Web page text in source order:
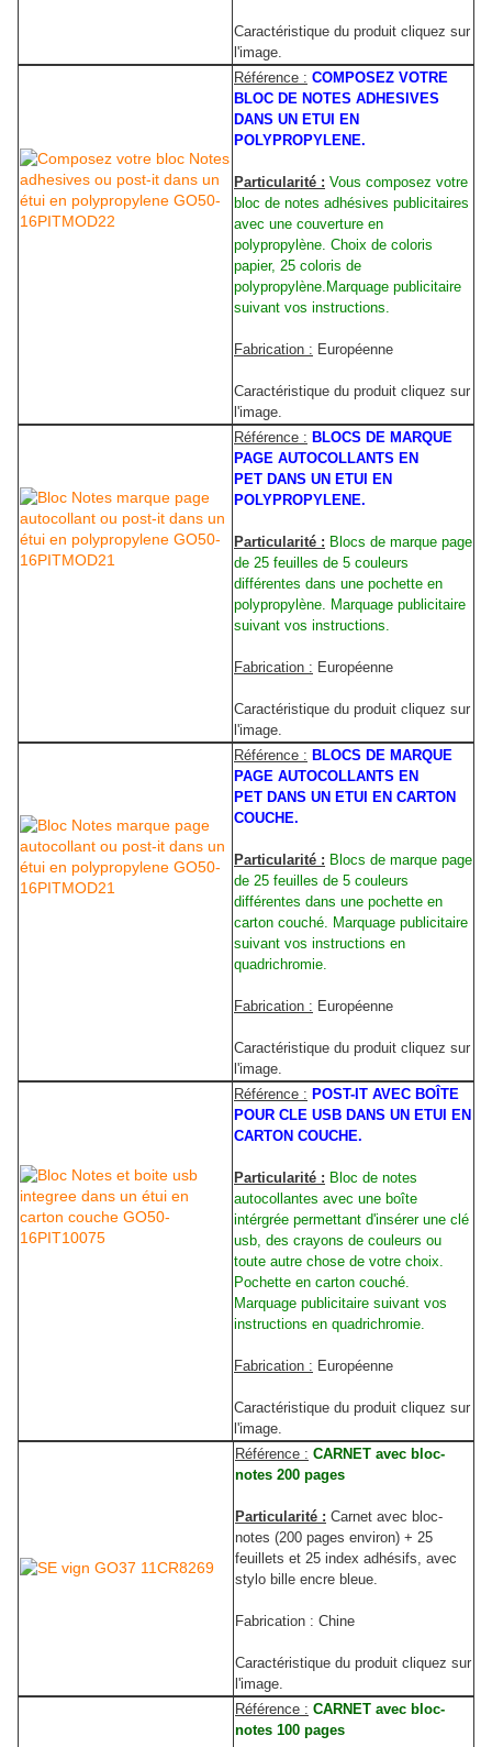
Caractéristique du produit cliquez sur
l'image.
Référence : COMPOSEZ VOTRE
BLOC DE NOTES ADHESIVES
DANS UN ETUI EN
POLYPROPYLENE.
Particularité : Vous composez votre
bloc de notes adhésives publicitaires
avec une couverture en
polypropylène. Choix de coloris
papier, 25 coloris de
polypropylène.Marquage publicitaire
suivant vos instructions.
Fabrication : Européenne
Caractéristique du produit cliquez sur
l'image.
Référence : BLOCS DE MARQUE
PAGE AUTOCOLLANTS EN
PET DANS UN ETUI EN
POLYPROPYLENE.
Particularité : Blocs de marque page
de 25 feuilles de 5 couleurs
différentes dans une pochette en
polypropylène. Marquage publicitaire
suivant vos instructions.
Fabrication : Européenne
Caractéristique du produit cliquez sur
l'image.
Référence : BLOCS DE MARQUE
PAGE AUTOCOLLANTS EN
PET DANS UN ETUI EN CARTON
COUCHE.
Particularité : Blocs de marque page
de 25 feuilles de 5 couleurs
différentes dans une pochette en
carton couché. Marquage publicitaire
suivant vos instructions en
quadrichromie.
Fabrication : Européenne
Caractéristique du produit cliquez sur
l'image.
Référence : POST-IT AVEC BOÎTE
POUR CLE USB DANS UN ETUI EN
CARTON COUCHE.
Particularité : Bloc de notes
autocollantes avec une boîte
intérgrée permettant d'insérer une clé
usb, des crayons de couleurs ou
toute autre chose de votre choix.
Pochette en carton couché.
Marquage publicitaire suivant vos
instructions en quadrichromie.
Fabrication : Européenne
Caractéristique du produit cliquez sur
l'image.
Référence : CARNET avec bloc-
notes 200 pages
Particularité : Carnet avec bloc-
notes (200 pages environ) + 25
feuillets et 25 index adhésifs, avec
stylo bille encre bleue.
Fabrication : Chine
Caractéristique du produit cliquez sur
l'image.
Référence : CARNET avec bloc-
notes 100 pages